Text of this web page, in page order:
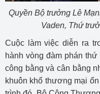
Quyền Bộ trưởng Lê
Vaden, Thứ
Cuộc làm việc diễn ra
hành vòng đàm phán
công bằng và cân bằng
khuôn khổ thương mại